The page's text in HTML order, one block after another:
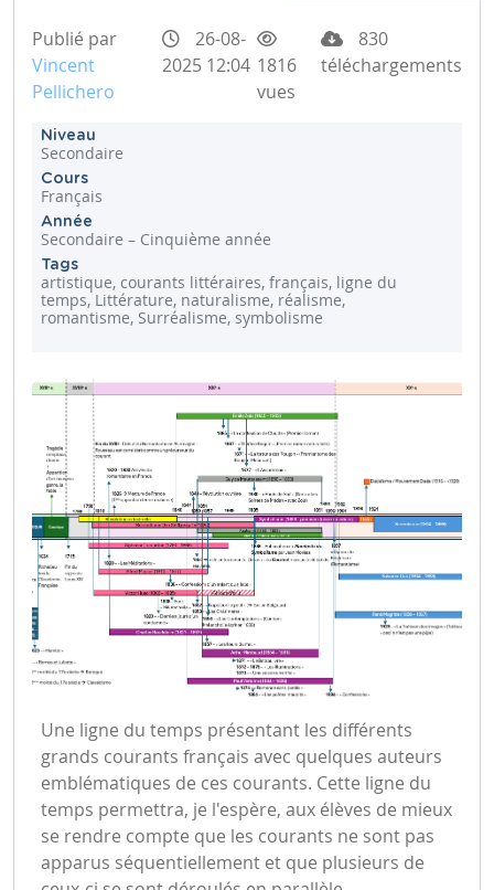
Publié par
Vincent
Pellichero
26-08-
2025 12:04 1816
vues
830
téléchargements
Niveau
Secondaire
Cours
Français
Année
Secondaire – Cinquième année
Tags
artistique, courants littéraires, français, ligne du
temps, Littérature, naturalisme, réalisme,
romantisme, Surréalisme, symbolisme
Une ligne du temps présentant les différents
grands courants français avec quelques auteurs
emblématiques de ces courants. Cette ligne du
temps permettra, je l'espère, aux élèves de mieux
se rendre compte que les courants ne sont pas
apparus séquentiellement et que plusieurs de